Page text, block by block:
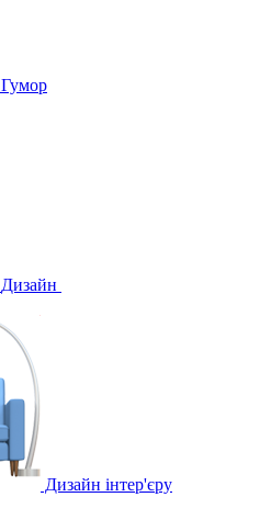
Гумор
Дизайн
Дизайн інтер'єру